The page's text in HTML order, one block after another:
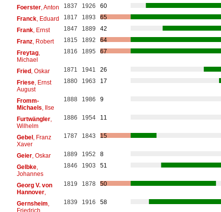
Foerster, Anton 1837 1926
60
Franck, Eduard 1817 1893
65
Frank, Ernst 1847 1889
42
Franz, Robert 1815 1892
64
Freytag,
Michael
1816 1895 67
Fried, Oskar 1871 1941
26
Friese, Ernst
August
1880 1963 17
Fromm-
Michaels , Ilse
1888 1986 9
Furtwängler,
Wilhelm
1886 1954 11
Gebel, Franz
Xaver
1787 1843 15
Geier, Oskar 1889 1952
8
Gelbke,
Johannes
1846 1903 51
Georg V. von
Hannover,
1819 1878 50
Gernsheim
Friedrich
1839 1916 58